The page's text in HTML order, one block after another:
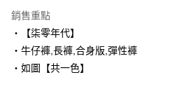
街口支付
悠遊付
Google Pay
銷售重點
‧【柒零年代】
‧牛仔褲,長褲,合身版,彈性褲
‧如圖【共一色】